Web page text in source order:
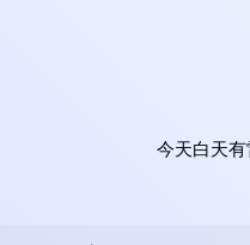
今天白天